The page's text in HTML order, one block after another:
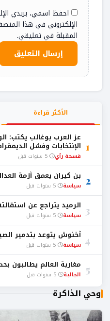
احفظ اسمي، بريدي
الإلكتروني في هذا
المقبلة في تعليقي.
الأكثر قراءة
1
عز العرب بوغالب يكتب:
الإنتخابات وفشل
فسحة رأي
2 بن كيران يعمق أزمة
سياسة
3 الرميد يتراجع عن
سياسة
4 أخنوش يتوعد بتدمير
سياسة
5 مغاربة العالم يطالبون
الجالية
وحي الذاكرة